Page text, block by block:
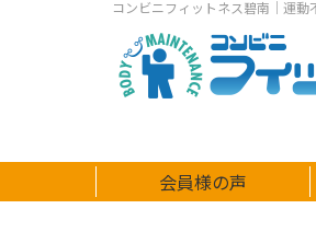
コンビニフィットネス碧南｜運
会員様の声